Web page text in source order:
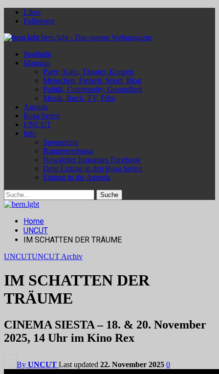
Likes
Followers
bern.lgbt - Das queere Webmagazin
Spotlight
Magazin
Party, Kino, Theater, Konzert
Menschen, Freizeit, Sport, Blog
Politik, Community, Gesundheit
Musik, Buch, TV, Film
Agenda
Rosa Seiten
UNCUT
Info
Sponsoring
Bannerwerbung
Newsletter Instagram Facebook
Dein Eintrag in den Rosa Seiten
Eintrag in die Agenda
Home
UNCUT
IM SCHATTEN DER TRÄUME
UNCUTUNCUT Archiv
IM SCHATTEN DER
TRÄUME
CINEMA SIESTA – 18. & 20. November
2025, 14 Uhr im Kino Rex
By UNCUT Last updated 22. November 2025 0